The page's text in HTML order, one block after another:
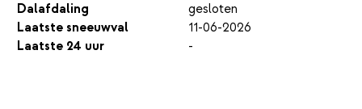
Dalafdaling
gesloten
Laatste sneeuwval
11-06-2026
Laatste 24 uur
-